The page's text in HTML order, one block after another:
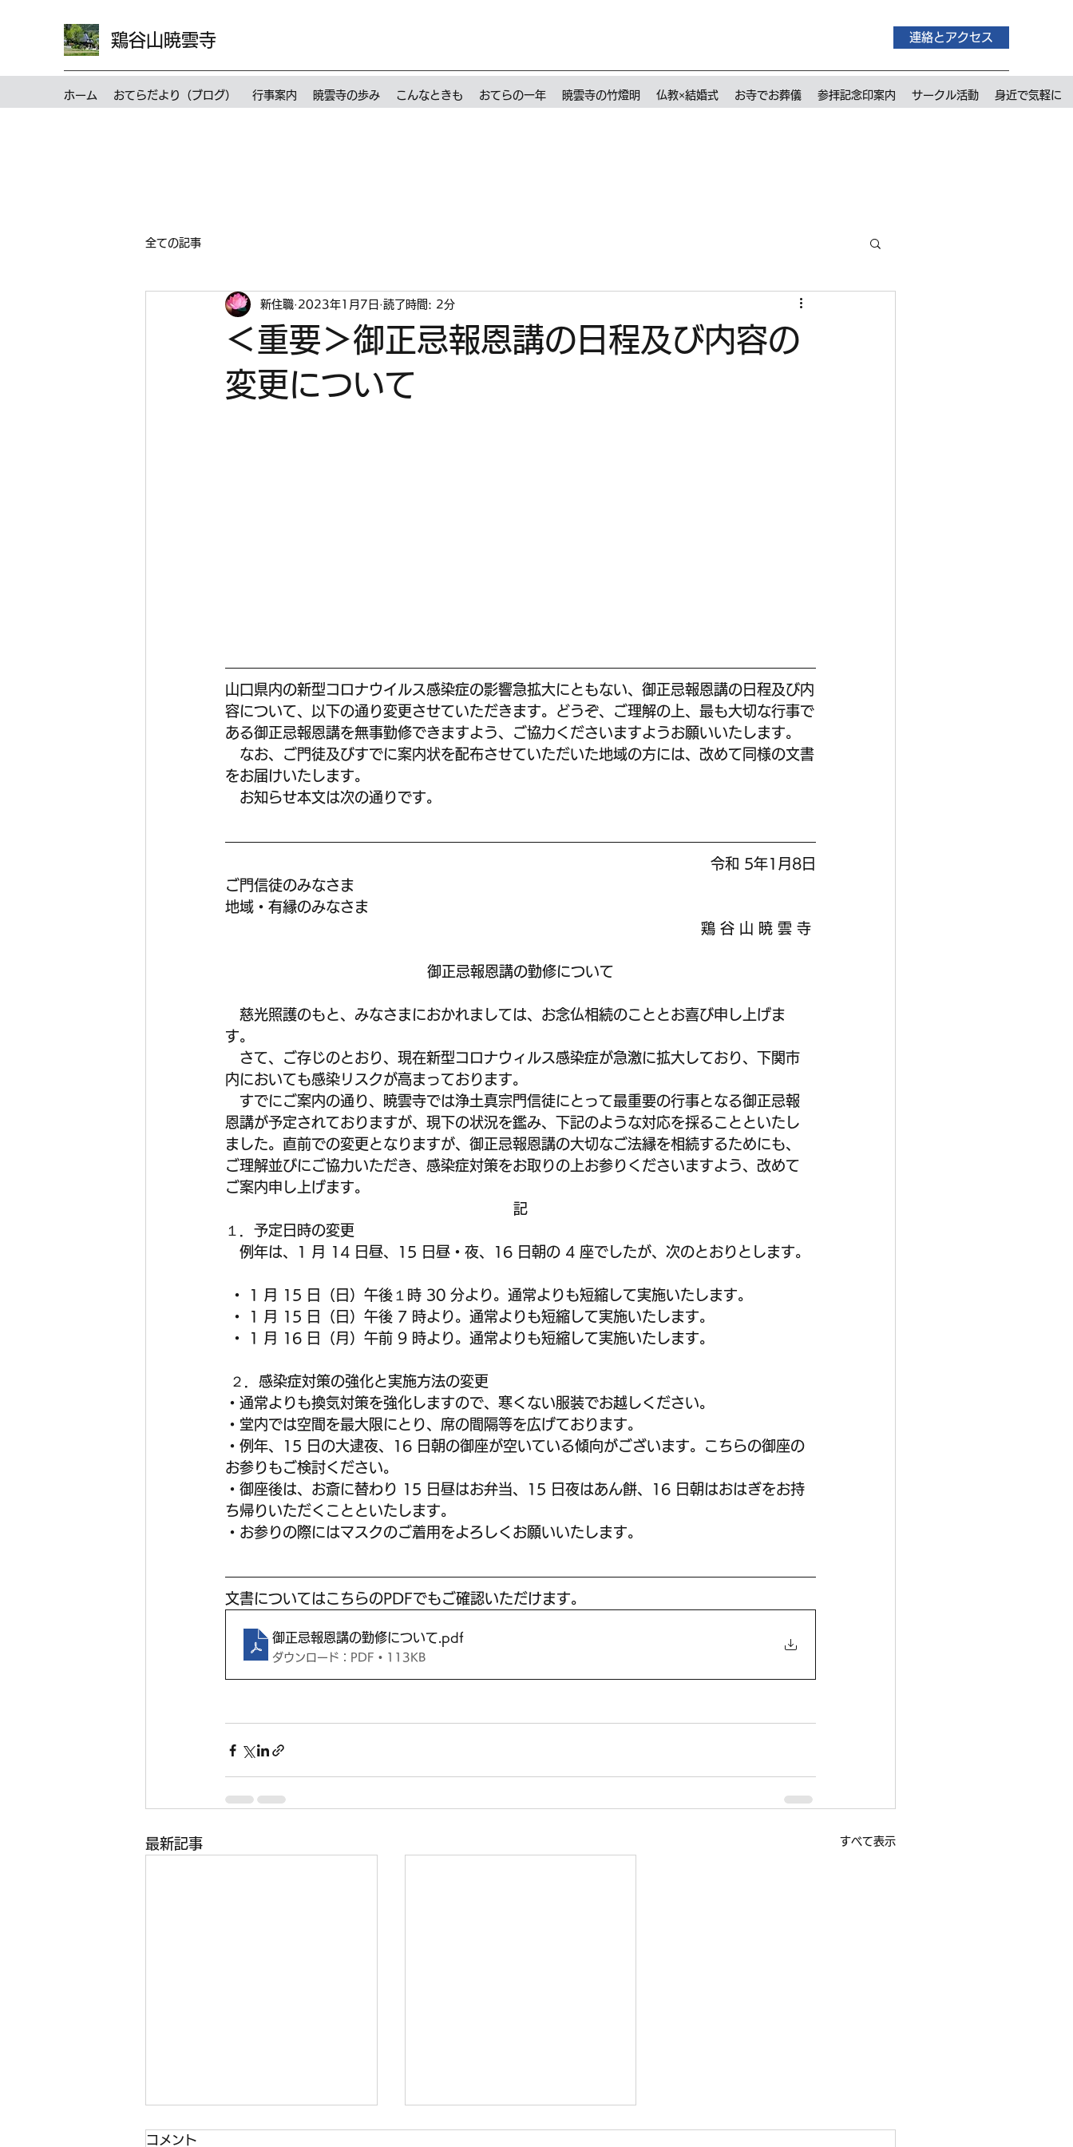
鶏谷山暁雲寺 連絡とアクセス
ホーム おてらだより（ブログ） 行事案内 暁雲寺の歩み こんなときも おてらの一年 暁雲寺の竹燈明 仏教×結婚式 お寺でお葬儀 参拝記念印案内 サークル活動 身近で気軽に
全ての記事
＜重要＞御正忌報恩講の日程及び内容の
変更について
新住職 2023年1月7日 読了時間: 2分
山口県内の新型コロナウイルス感染症の影響急拡大にともない、御正忌報恩講の日程及び内
容について、以下の通り変更させていただきます。どうぞ、ご理解の上、最も大切な行事で
ある御正忌報恩講を無事勤修できますよう、ご協力くださいますようお願いいたします。
なお、ご門徒及びすでに案内状を配布させていただいた地域の方には、改めて同様の文書
をお届けいたします。
お知らせ本文は次の通りです。
令和 5年1月8日
ご門信徒のみなさま
地域・有縁のみなさま
鶏 谷 山 暁 雲 寺
御正忌報恩講の勤修について
慈光照護のもと、みなさまにおかれましては、お念仏相続のこととお喜び申し上げま
す。
さて、ご存じのとおり、現在新型コロナウィルス感染症が急激に拡大しており、下関市
内においても感染リスクが高まっております。
すでにご案内の通り、暁雲寺では浄土真宗門信徒にとって最重要の行事となる御正忌報
恩講が予定されておりますが、現下の状況を鑑み、下記のような対応を採ることといたし
ました。直前での変更となりますが、御正忌報恩講の大切なご法縁を相続するためにも、
ご理解並びにご協力いただき、感染症対策をお取りの上お参りくださいますよう、改めて
ご案内申し上げます。
記
１．予定日時の変更
例年は、1 月 14 日昼、15 日昼・夜、16 日朝の 4 座でしたが、次のとおりとします。
・ 1 月 15 日（日）午後１時 30 分より。通常よりも短縮して実施いたします。
・ 1 月 15 日（日）午後 7 時より。通常よりも短縮して実施いたします。
・ 1 月 16 日（月）午前 9 時より。通常よりも短縮して実施いたします。
２．感染症対策の強化と実施方法の変更
・通常よりも換気対策を強化しますので、寒くない服装でお越しください。
・堂内では空間を最大限にとり、席の間隔等を広げております。
・例年、15 日の大逮夜、16 日朝の御座が空いている傾向がございます。こちらの御座の
お参りもご検討ください。
・御座後は、お斎に替わり 15 日昼はお弁当、15 日夜はあん餅、16 日朝はおはぎをお持
ち帰りいただくことといたします。
・お参りの際にはマスクのご着用をよろしくお願いいたします。
文書についてはこちらのPDFでもご確認いただけます。
御正忌報恩講の勤修について .pdf
ダウンロード：PDF • 113KB
最新記事 すべて表示
コメント